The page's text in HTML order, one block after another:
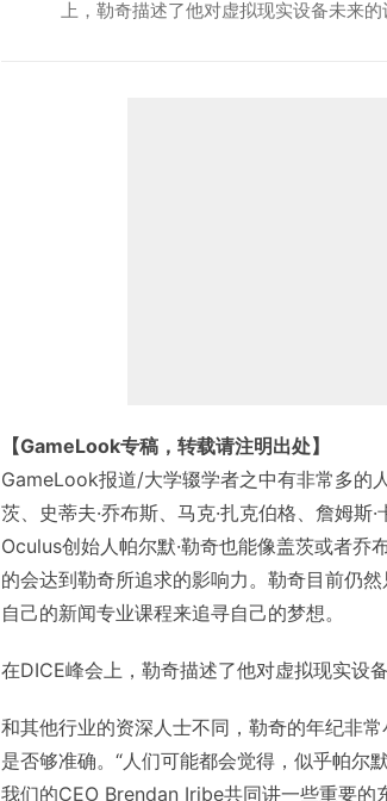
上，勒奇描述了他对虚拟现实设备未来的
【GameLook专稿，转载请注明出处】
GameLook报道/大学辍学者之中有非常多的
茨、史蒂夫·乔布斯、马克·扎克伯格、詹姆斯
Oculus创始人帕尔默·勒奇也能像盖茨或者
的会达到勒奇所追求的影响力。勒奇目前仍
自己的新闻专业课程来追寻自己的梦想。
在DICE峰会上，勒奇描述了他对虚拟现实设备
和其他行业的资深人士不同，勒奇的年纪非
是否够准确。“人们可能都会觉得，似乎帕尔
我们的CEO Brendan Iribe共同讲一些重要的